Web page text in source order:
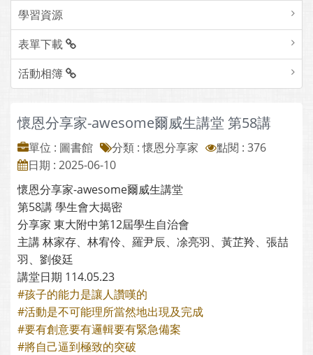
學習資源
表單下載
活動相簿
懷恩分享家-awesome爾威生講堂 第58講
單位 : 圖書館 分類 :懷恩分享家
點閱 : 376
日期 : 2025-06-10
懷恩分享家-awesome爾威生講堂
第58講 學生會大揭密
分享家 東大附中第12屆學生自治會
主講 林家存、林宥伶、羅尹辰、凃亮羽、黃芷羚、張喆
羽、劉俊廷
講堂日期 114.05.23
#孩子的能力是讓人讚嘆的
#活動是不可能理所當然地出現及完成
#要有創意要有邏輯要有緊急備案
#將自己逼到極致的突破